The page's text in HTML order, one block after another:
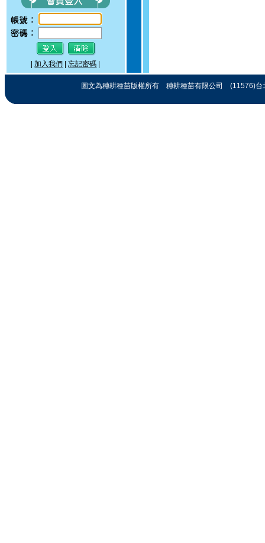
‧
[最新消息]驚艷關渡-花
現新大地-2017 關渡花
|加入我們 |忘記密碼
圖文為穗耕種苗版權所有 穗耕種苗有限公司 (11576)